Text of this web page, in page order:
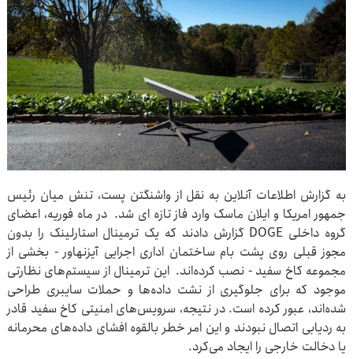
به گزارش اطلاعات آنلاین به نقل از واشنگتن پست، تنش میان رئیس
جمهور امریکا و ایلان ماسک وارد فاز تازه ای شد. در ماه فوریه، اعضای
گروه داخلی DOGE گزارش دادند که یک ترمینال استارلینک را بدون
مجوز قبلی روی پشت بام ساختمان اداری اجرایی آیزنهاور - بخشی از
مجموعه کاخ سفید - نصب کرده‌اند. این ترمینال از سیستم‌های نظارتی
موجود که برای جلوگیری از نشت داده‌ها و حملات سایبری طراحی
شده‌اند، عبور کرده است. در نتیجه، سرویس‌های امنیتی کاخ سفید قادر
به ردیابی اتصال نبودند و این امر خطر بالقوه افشای داده‌های محرمانه
یا دخالت خارجی را ایجاد می‌کرد.